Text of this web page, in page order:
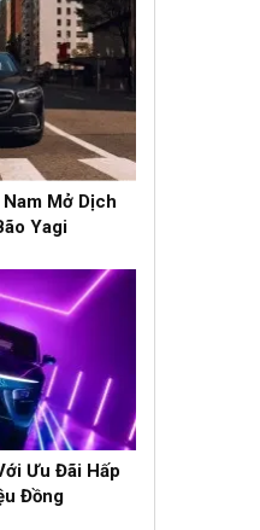
Mở Dịch
Yagi
Ưu Đãi Hấp
Đồng